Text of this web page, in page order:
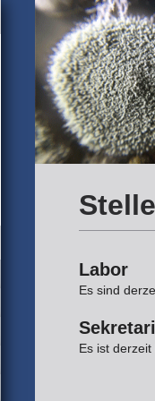
Labor
Es sind
Es ist derzeit